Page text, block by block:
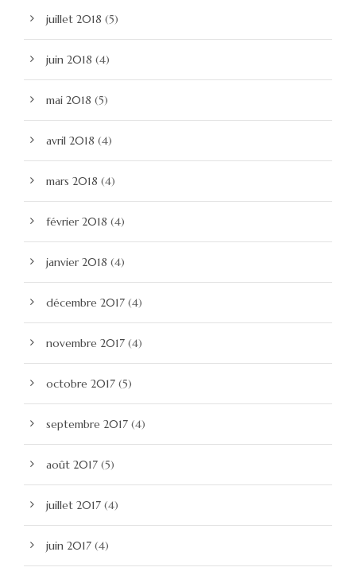
juillet 2018 (5)
juin 2018 (4)
mai 2018 (5)
avril 2018 (4)
mars 2018 (4)
février 2018 (4)
janvier 2018 (4)
décembre 2017 (4)
novembre 2017 (4)
octobre 2017 (5)
septembre 2017 (4)
août 2017 (5)
juillet 2017 (4)
juin 2017 (4)